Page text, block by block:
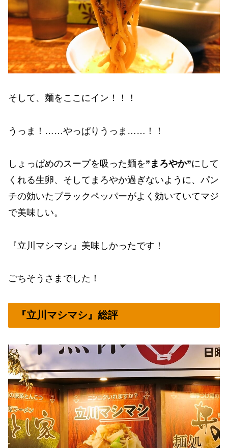
そして、麺をここにイン！！！
うっま！……やっぱりうっま……！！
しょっぱめのスープを吸った麺を”まろやか”にして
くれる生卵、そしてまろやか過ぎないように、パン
チの効いたブラックペッパーがよく効いていてマジ
で美味しい。
『立川マシマシ』美味しかったです！
ごちそうさまでした！
『立川マシマシ』総評